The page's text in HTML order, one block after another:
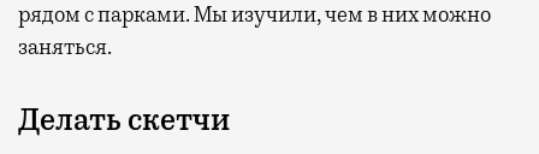
рядом с парками. Мы изучили, чем в них можно
заняться.
Делать скетчи